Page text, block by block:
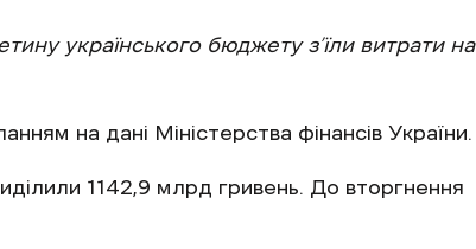
українського бюджету з’їли витрати на
на дані Міністерства фінансів України.
1142,9 млрд гривень. До вторгнення